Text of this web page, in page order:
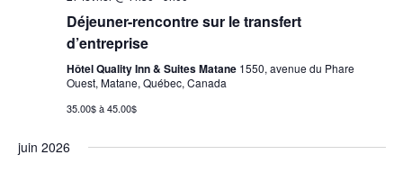
Déjeuner-rencontre sur le transfert
d’entreprise
Hôtel Quality Inn & Suites Matane 1550, avenue du Phare
Ouest, Matane, Québec, Canada
35.00$ à 45.00$
juin 2026